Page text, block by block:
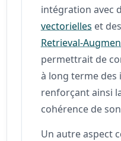
intégration avec
vectorielles et
Retrieval-
permettrait de
à long terme des
renforçant ainsi
cohérence de
Un autre aspect